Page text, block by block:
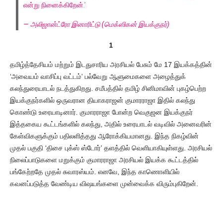
என்று நினைக்கிறேன்.’
— அலிஜான்ட்ரோ இனாரிட்டு (மெக்ஸிகன் இயக்குநர்)
1
தமிழ்த்தேசியம் மற்றும் இடதுசாரிய அரசியல் பேசும் மே 17 இயக்கத்தின்
‘அவையம் வாசிப்பு வட்டம்’ பல்வேறு ஆளுமைகளை அழைத்துக்
கலந்துரையாடல் நடத்துகிறது. சமீபத்தில் தமிழ் சினிமாவின் புகழ்பெற்ற
இயக்குநர்களில் ஒருவரான தியாகராஜன் குமாரராஜா இதில் கலந்து
கொண்டு உரையாடினார். குமாரராஜா போன்ற வெகுஜன இயக்குநர்
இத்தகைய கூட்டங்களில் கலந்து, அதில் உரையாடல் வடிவில் அனைவரின்
கேள்விகளுக்கும் பதிலளித்தது ஆரோக்கியமானது. இந்த நிகழ்வின்
முதல் பகுதி ‘திசை புக்ஸ் ஸ்டோர்’ தளத்தில் வெளியாகியுள்ளது. அரசியல்
நிலைப்பாடுகளை மறுக்கும் குமாரராஜா அரசியல் இயக்க கூட்டத்தில்
பங்கேற்றதே முதல் சுவாரஸ்யம். எனவே, இந்த காணொளியில்
கவனப்படுத்த வேண்டிய விஷயங்களை முன்வைக்க விரும்புகிறேன்.